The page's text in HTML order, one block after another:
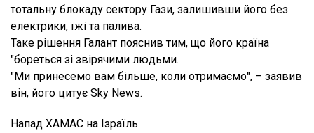
тотальну блокаду сектору Гази, залишивши його без
електрики, їжі та палива.
Таке рішення Галант пояснив тим, що його країна
"бореться зі звірячими людьми.
"Ми принесемо вам більше, коли отримаємо", – заявив
він, його цитує Sky News.
Напад ХАМАС на Ізраїль